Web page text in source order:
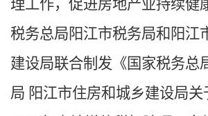
理工作，促进房地产业持续健
税务总局阳江市税务局和阳江
建设局联合制发《国家税务总
局 阳江市住房和城乡建设局